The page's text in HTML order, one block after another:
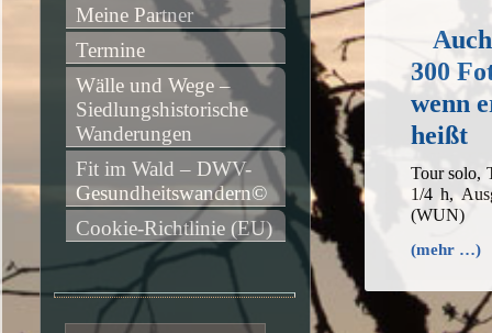
300
wenn
heißt
Tour solo,
1/4 h,
(WUN)
(mehr …)
Meine Partner
Termine
Wälle und Wege –
Siedlungshistorische
Wanderungen
Fit im Wald – DWV-
Gesundheitswandern©
Cookie-Richtlinie (EU)